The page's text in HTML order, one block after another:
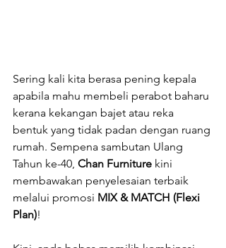
Sering kali kita berasa pening kepala
apabila mahu membeli perabot baharu
kerana kekangan bajet atau reka
bentuk yang tidak padan dengan ruang
rumah. Sempena sambutan Ulang
Tahun ke-40, Chan Furniture kini
membawakan penyelesaian terbaik
melalui promosi MIX & MATCH (Flexi
Plan)!